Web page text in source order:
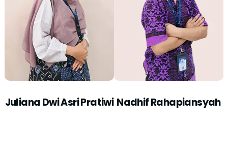
Juliana Dwi Asri Pratiwi Nadhif Rahapiansyah